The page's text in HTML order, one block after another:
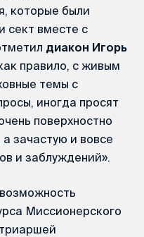
которые были
сект вместе с
диакон Игорь
правило, с живым
темы с
иногда просят
поверхностно
зачастую и вовсе
и заблуждений».
Миссионерского